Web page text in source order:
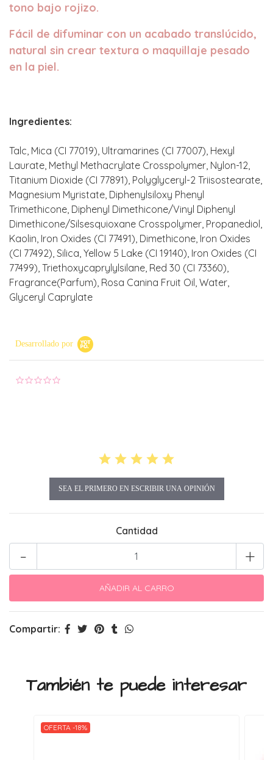
tono bajo rojizo.
Fácil de difuminar con un acabado translúcido,
natural sin crear textura o maquillaje pesado
en la piel.
Ingredientes:
Talc, Mica (CI 77019), Ultramarines (CI 77007), Hexyl
Laurate, Methyl Methacrylate Crosspolymer, Nylon-12,
Titanium Dioxide (CI 77891), Polyglyceryl-2 Triisostearate,
Magnesium Myristate, Diphenylsiloxy Phenyl
Trimethicone, Diphenyl Dimethicone/Vinyl Diphenyl
Dimethicone/Silsesquioxane Crosspolymer, Propanediol,
Kaolin, Iron Oxides (CI 77491), Dimethicone, Iron Oxides
(CI 77492), Silica, Yellow 5 Lake (CI 19140), Iron Oxides (CI
77499), Triethoxycaprylylsilane, Red 30 (CI 73360),
Fragrance(Parfum), Rosa Canina Fruit Oil, Water,
Glyceryl Caprylate
Desarrollado por
SEA EL PRIMERO EN ESCRIBIR UNA OPINIÓN
Cantidad
+
-
Compartir:
También te puede interesar
OFERTA -18%